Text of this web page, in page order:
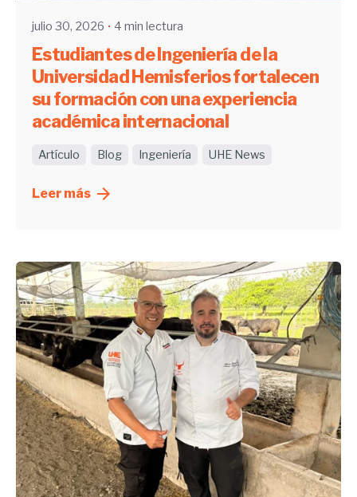
julio 30, 2026 4 min lectura
Estudiantes de Ingeniería de la
Universidad Hemisferios fortalecen
su formación con una experiencia
académica internacional
Artículo Blog Ingeniería UHE News
Leer más